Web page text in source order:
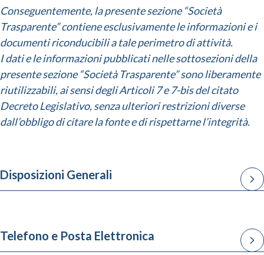
Conseguentemente, la presente sezione “Società
Trasparente” contiene esclusivamente le informazioni e i
documenti riconducibili a tale perimetro di attività.
I dati e le informazioni pubblicati nelle sottosezioni della
presente sezione “Società Trasparente” sono liberamente
riutilizzabili, ai sensi degli Articoli 7 e 7-bis del citato
Decreto Legislativo, senza ulteriori restrizioni diverse
dall’obbligo di citare la fonte e di rispettarne l’integrità.
Disposizioni Generali
Telefono e Posta Elettronica